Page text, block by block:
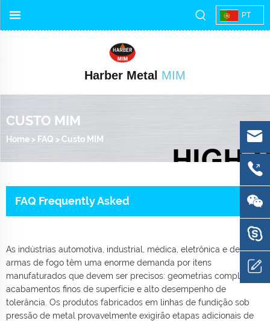
PT
Harber Metal MIM
CUSTO MIM
Home > FAQ > Custo MIM
FAQ Frequently Asked
As indústrias automotiva, industrial, médica, eletrônica e de
armas de fogo têm uma enorme demanda por itens
manufaturados que devem ser precisos: geometrias complexas,
acabamentos finos de superfície e alto desempenho de
tolerância. Os produtos fabricados em linhas de fundição sob
pressão de metal provavelmente exigirão etapas adicionais de